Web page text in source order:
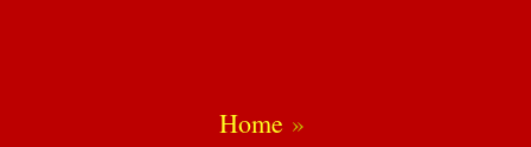
Home